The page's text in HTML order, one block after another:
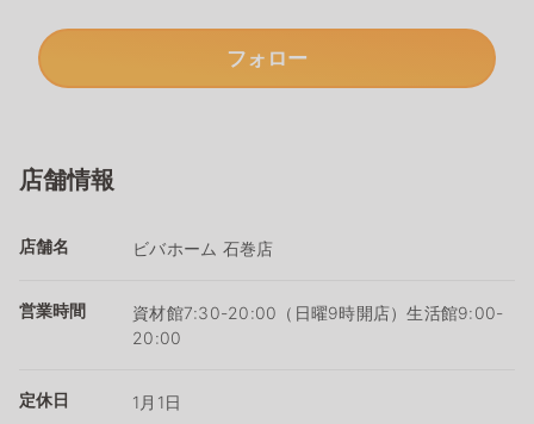
フォロー
店舗情報
店舗名 ビバホーム 石巻店
営業時間
資材館7:30-20:00（日曜9時開店）生活館9:00-
20:00
定休日 1月1日